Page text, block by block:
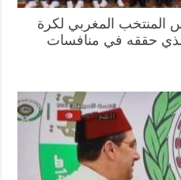
المنتخب المغربي لكرة
الذي حققه في منافسات